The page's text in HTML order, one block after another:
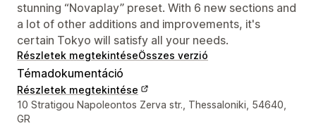
stunning “Novaplay” preset. With 6 new sections and
a lot of other additions and improvements, it's
certain Tokyo will satisfy all your needs.
Részletek megtekintéseÖsszes verzió
Témadokumentáció
Részletek megtekintése
Dizájner kapcsolattartási adatai
10 Stratigou Napoleontos Zerva str., Thessaloniki, 54640,
GR